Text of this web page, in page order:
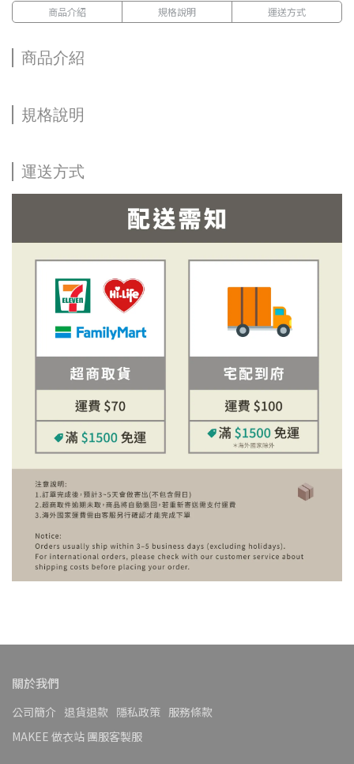
商品介紹 規格說明 運送方式
商品介紹
規格說明
運送方式
關於我們
公司簡介 退貨退款 隱私政策 服務條款
MAKEE 做衣站 團服客製服